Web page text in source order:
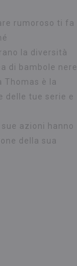
rumoroso ti fa
la diversità
di bambole nere
Thomas è la
delle tue serie e
azioni hanno
della sua